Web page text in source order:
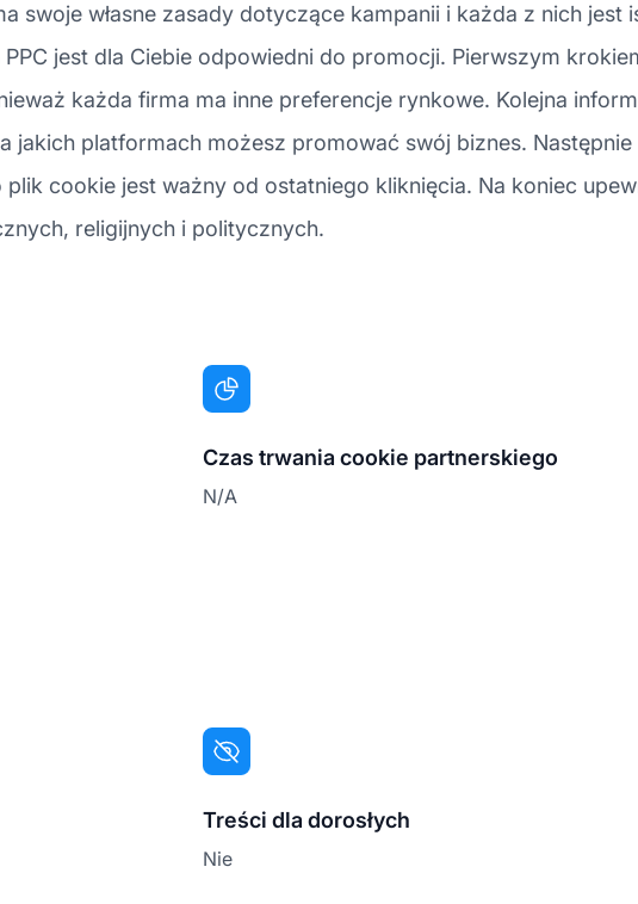
swoje własne zasady dotyczące kampanii i każda z nich
jest dla Ciebie odpowiedni do promocji. Pierwszym
każda firma ma inne preferencje rynkowe. Kolejna
jakich platformach możesz promować swój biznes.
plik cookie jest ważny od ostatniego kliknięcia. Na koniec
religijnych i politycznych.
Czas trwania cookie partnerskiego
N/A
Treści dla dorosłych
Nie